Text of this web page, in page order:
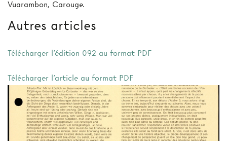
Vuarambon, Carouge.
Autres articles
Télécharger l'édition 092 au format PDF
Télécharger l'article au format PDF